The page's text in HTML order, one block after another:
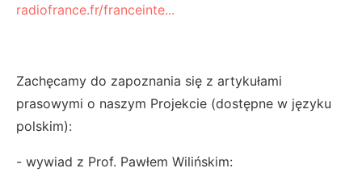
radiofrance.fr/franceinte...
Zachęcamy do zapoznania się z artykułami
prasowymi o naszym Projekcie (dostępne w języku
polskim):
- wywiad z Prof. Pawłem Wilińskim: